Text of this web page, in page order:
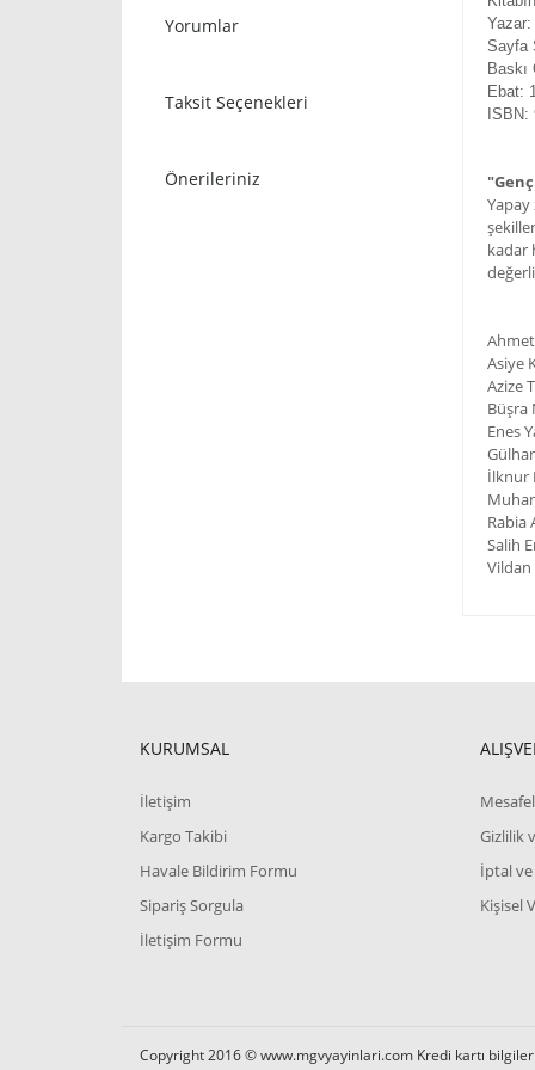
Yorumlar
Taksit Seçenekleri
Önerileriniz
Yazar:
Sayfa
Ebat:
ISBN:
kadar
Asiye
Azize
Büşra
Enes
İlknur
Rabia
Salih
Vildan
KURUMSAL
İletişim
Kargo Takibi
Havale Bildirim Formu
Sipariş Sorgula
İletişim Formu
Gizlilik
İptal ve
Kişisel
Copyright 2016 © www.mgvyayinlari.com Kredi kartı